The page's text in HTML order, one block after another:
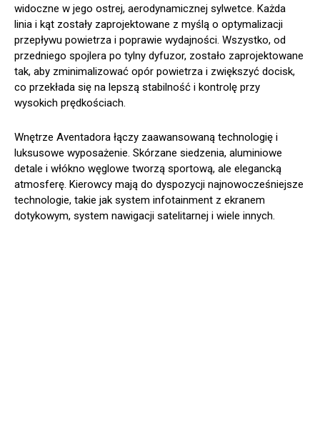
widoczne w jego ostrej, aerodynamicznej sylwetce. Każda
linia i kąt zostały zaprojektowane z myślą o optymalizacji
przepływu powietrza i poprawie wydajności. Wszystko, od
przedniego spojlera po tylny dyfuzor, zostało zaprojektowane
tak, aby zminimalizować opór powietrza i zwiększyć docisk,
co przekłada się na lepszą stabilność i kontrolę przy
wysokich prędkościach.
Wnętrze Aventadora łączy zaawansowaną technologię i
luksusowe wyposażenie. Skórzane siedzenia, aluminiowe
detale i włókno węglowe tworzą sportową, ale elegancką
atmosferę. Kierowcy mają do dyspozycji najnowocześniejsze
technologie, takie jak system infotainment z ekranem
dotykowym, system nawigacji satelitarnej i wiele innych.